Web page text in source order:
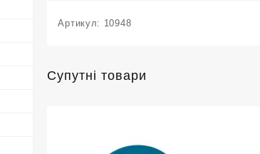
Артикул: 10948
Супутні товари